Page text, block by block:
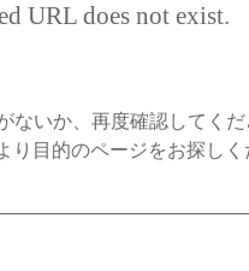
URL does not exist.
ないか、再度確認してく
り目的のページをお探し